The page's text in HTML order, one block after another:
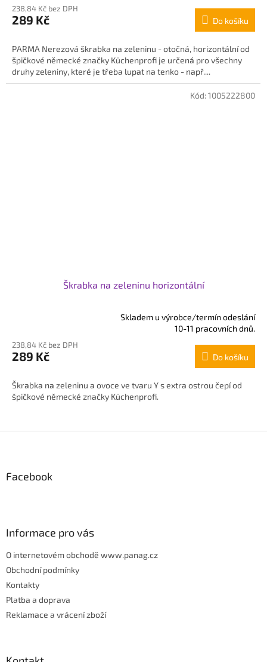
238,84 Kč bez DPH
289 Kč Do košíku
PARMA Nerezová škrabka na zeleninu - otočná, horizontální od
špičkové německé značky Küchenprofi je určená pro všechny
druhy zeleniny, které je třeba lupat na tenko - např....
Škrabka na zeleninu horizontální
produktu
je
z
5
hvězdiček.
Skladem u výrobce/termín odeslání
10-11 pracovních dnů.
238,84 Kč bez DPH
289 Kč Do košíku
Škrabka na zeleninu a ovoce ve tvaru Y s extra ostrou čepí od
špičkové německé značky Küchenprofi.
Kód:1005222800
p
aFacebook
Informace pro vás
O internetovém obchodě www.panag.cz
Obchodní podmínky
Kontakty
Platba a doprava
Reklamace a vrácení zboží